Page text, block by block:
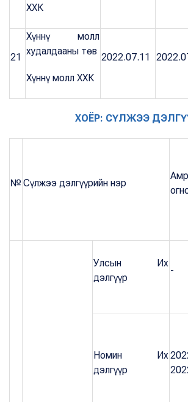
ХХК
21
Хүннү молл
худалдааны төв
Хүннү молл ХХК
2022.07.11
ХОЁР: СҮЛЖЭЭ
№ Сүлжээ дэлгүүрийн нэр
Улсын Их
дэлгүүр
-
Номин Их
дэлгүүр